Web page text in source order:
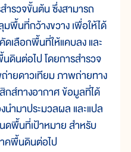
ำรวจขั้นต้น ซึ่งสามารถ
มพื้นที่กว้างขวาง เพื่อให้ได้
เลือกพื้นที่ให้แคบลง และ
ดินต่อไป โดยการสำรวจ
ายดาวเทียม ภาพถ่ายทาง
ส์ทางอากาศ ข้อมูลที่ได้
นำมาประมวลผล และแปล
ดพื้นที่เป้าหมาย สำหรับ
คพื้นดินต่อไป